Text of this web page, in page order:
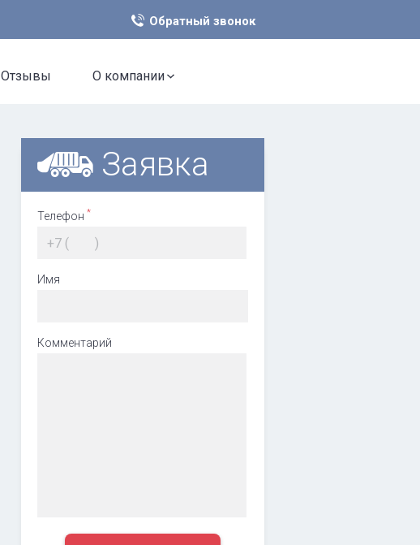
Обратный звонок
Отзывы О компании
 Заявка
Телефон *
+7 ( )
Имя
Комментарий